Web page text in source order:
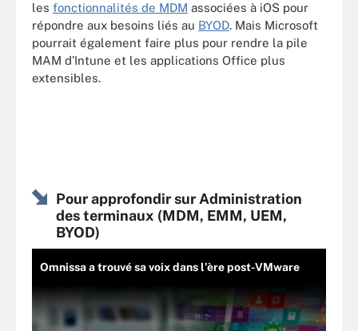
les fonctionnalités de MDM associées à iOS pour
répondre aux besoins liés au BYOD. Mais Microsoft
pourrait également faire plus pour rendre la pile
MAM d’Intune et les applications Office plus
extensibles.
Pour approfondir sur Administration
des terminaux (MDM, EMM, UEM,
BYOD)
Omnissa a trouvé sa voix dans l’ère post-VMware